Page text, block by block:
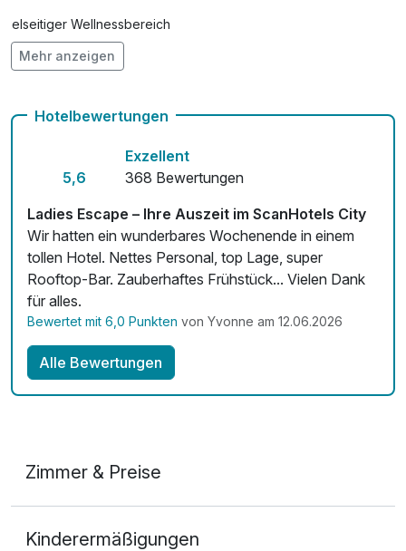
Radverleih für Entdecker
pro Tag
Vielseitiger Wellnessbereich
Hunde im Hotel erlaubt für 25,00 € pro Stück / Tag
Fahrradverleih
Fitnessgeräte stehen bereit
Kostenloses W-LAN
Zimmerservice verfügbar
Mit Hotelbar
Mehr anzeigen
Hotelbewertungen
5,6
Exzellent
368 Bewertungen
Ladies Escape – Ihre Auszeit im ScanHotels City
Wir hatten ein wunderbares Wochenende in einem
tollen Hotel. Nettes Personal, top Lage, super
Rooftop-Bar. Zauberhaftes Frühstück... Vielen Dank
für alles.
Bewertet mit 6,0 Punkten von Yvonne am 12.06.2026
Alle Bewertungen
Zimmer & Preise
2 Erwachsene
Kinderermäßigungen